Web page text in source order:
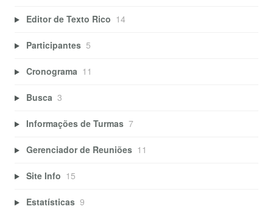
Editor de Texto Rico 14
Participantes 5
Cronograma 11
Busca 3
Informações de Turmas 7
Gerenciador de Reuniões 11
Site Info 15
Estatísticas 9